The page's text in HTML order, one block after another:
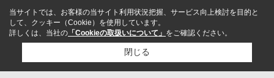
当サイトでは、お客様の当サイト利用状況把握、サービス向上検討を目的と
して、クッキー（Cookie）を使用しています。
詳しくは、当社の 「Cookieの取扱いについて」 をご確認ください。
閉じる